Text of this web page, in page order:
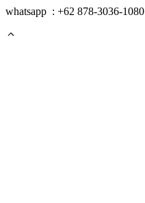
whatsapp : +62 878-3036-1080